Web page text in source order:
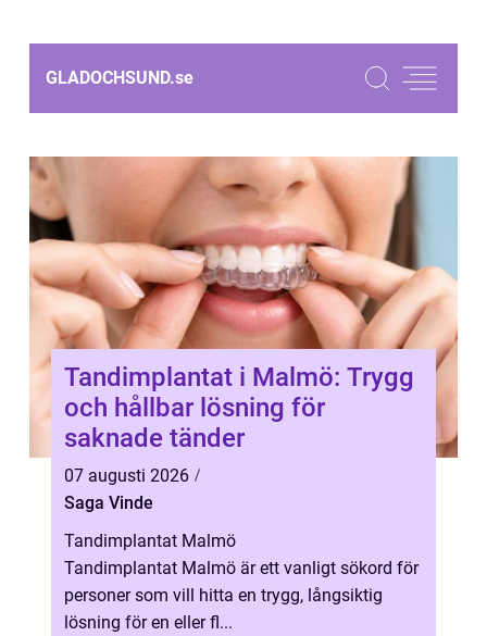
GLADOCHSUND.se
Tandimplantat i Malmö: Trygg
och hållbar lösning för
saknade tänder
07 augusti 2026
Saga Vinde
Tandimplantat Malmö
Tandimplantat Malmö är ett vanligt sökord för
personer som vill hitta en trygg, långsiktig
lösning för en eller fl...